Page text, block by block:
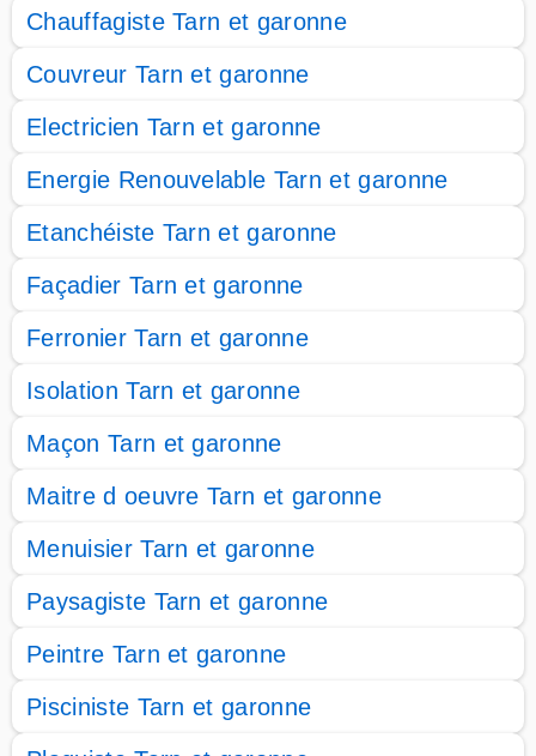
Chauffagiste Tarn et garonne
Couvreur Tarn et garonne
Electricien Tarn et garonne
Energie Renouvelable Tarn et garonne
Etanchéiste Tarn et garonne
Façadier Tarn et garonne
Ferronier Tarn et garonne
Isolation Tarn et garonne
Maçon Tarn et garonne
Maitre d oeuvre Tarn et garonne
Menuisier Tarn et garonne
Paysagiste Tarn et garonne
Peintre Tarn et garonne
Pisciniste Tarn et garonne